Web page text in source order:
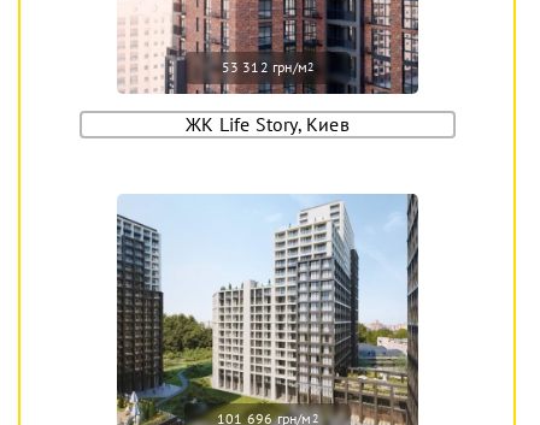
53 312 грн/м2
ЖК Life Story, Киев
101 696 грн/м2